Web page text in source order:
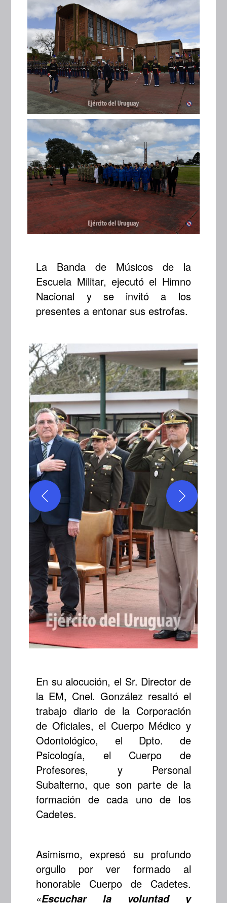
La Banda de Músicos de la
Escuela Militar, ejecutó el Himno
Nacional y se invitó a los
presentes a entonar sus estrofas.
En su alocución, el Sr. Director de
la EM, Cnel. González resaltó el
trabajo diario de la Corporación
de Oficiales, el Cuerpo Médico y
Odontológico, el Dpto. de
Psicología, el Cuerpo de
Profesores, y Personal
Subalterno, que son parte de la
formación de cada uno de los
Cadetes.
Asimismo, expresó su profundo
orgullo por ver formado al
honorable Cuerpo de Cadetes.
«Escuchar la voluntad y